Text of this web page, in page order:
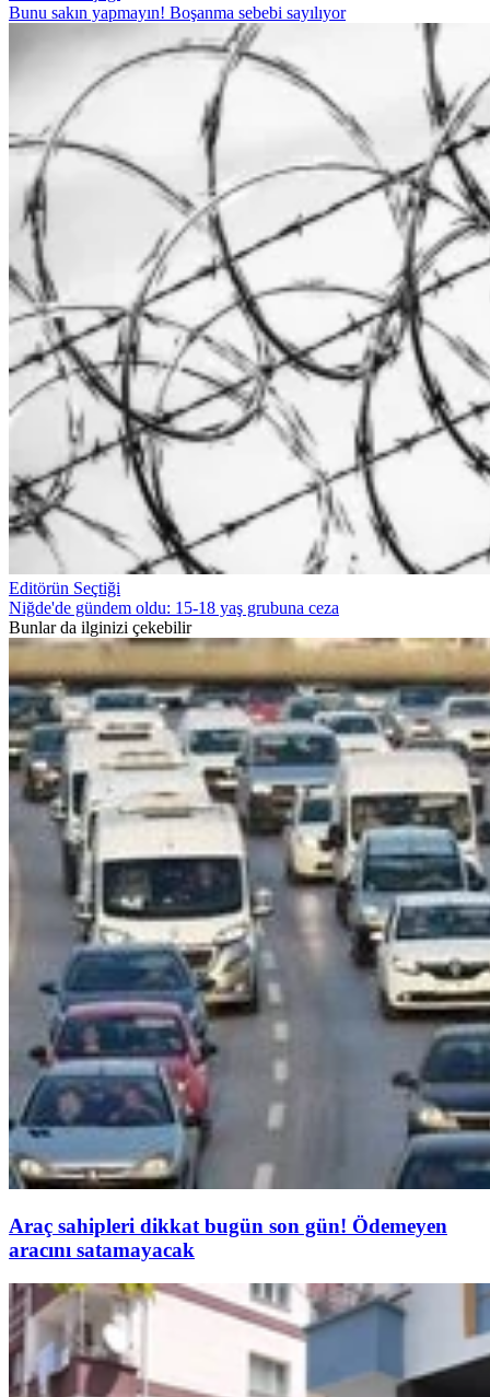
Bunu sakın yapmayın! Boşanma sebebi sayılıyor
Editörün Seçtiği
Niğde'de gündem oldu: 15-18 yaş grubuna ceza
Bunlar da ilginizi çekebilir
Araç sahipleri dikkat bugün son gün! Ödemeyen
aracını satamayacak